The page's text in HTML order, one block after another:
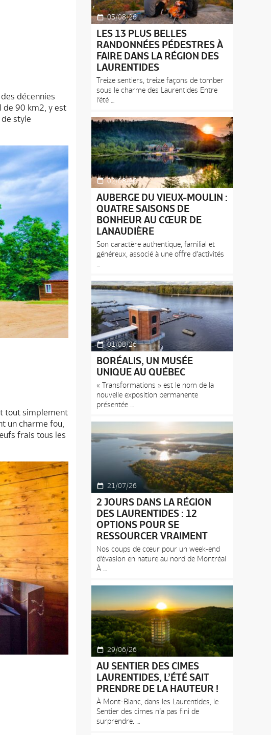
décennies
de 90 km2, y est
style
tout simplement
un charme fou,
frais tous les
05/08/26
LES 13 PLUS BELLES
RANDONNÉES PÉDESTRES À
FAIRE DANS LA RÉGION DES
LAURENTIDES
Treize sentiers, treize façons de tomber
sous le charme des Laurentides Entre
l’été
02/08/26
AUBERGE DU VIEUX-MOULIN :
QUATRE SAISONS DE
BONHEUR AU CŒUR DE
LANAUDIÈRE
Son caractère authentique, familial et
généreux, associé à une offre d’activités
01/08/26
BORÉALIS, UN MUSÉE
UNIQUE AU QUÉBEC
« Transformations » est le nom de la
nouvelle exposition permanente
présentée
21/07/26
2 JOURS DANS LA RÉGION
DES LAURENTIDES : 12
OPTIONS POUR SE
RESSOURCER VRAIMENT
Nos coups de cœur pour un week-end
d’évasion en nature au nord de Montréal
À
29/06/26
AU SENTIER DES CIMES
LAURENTIDES, L’ÉTÉ SAIT
PRENDRE DE LA HAUTEUR !
À Mont-Blanc, dans les Laurentides, le
Sentier des cimes n’a pas fini de
surprendre.